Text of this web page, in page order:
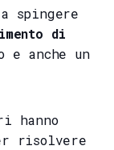
spingere
di
e anche un
hanno
risolvere